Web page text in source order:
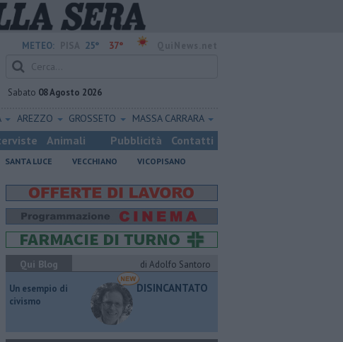
METEO: 25° 37°
Sabato 08 Agosto 2026
AREZZO GROSSETO MASSA CARRARA
Animali Pubblicità Contatti
SANTA LUCE VECCHIANO VICOPISANO
Qui Blog
di Adolfo Santoro
​Un esempio di
civismo
DISINCANTATO